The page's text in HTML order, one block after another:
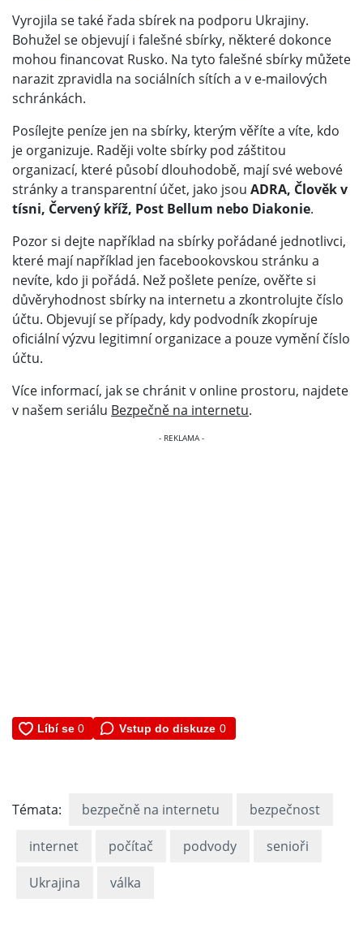
Vyrojila se také řada sbírek na podporu Ukrajiny.
Bohužel se objevují i falešné sbírky, některé dokonce
mohou financovat Rusko. Na tyto falešné sbírky můžete
narazit zpravidla na sociálních sítích a v e-mailových
schránkách.
Posílejte peníze jen na sbírky, kterým věříte a víte, kdo
je organizuje. Raději volte sbírky pod záštitou
organizací, které působí dlouhodobě, mají své webové
stránky a transparentní účet, jako jsou ADRA, Člověk v
tísni, Červený kříž, Post Bellum nebo Diakonie.
Pozor si dejte například na sbírky pořádané jednotlivci,
které mají například jen facebookovskou stránku a
nevíte, kdo ji pořádá. Než pošlete peníze, ověřte si
důvěryhodnost sbírky na internetu a zkontrolujte číslo
účtu. Objevují se případy, kdy podvodník zkopíruje
oficiální výzvu legitimní organizace a pouze vymění číslo
účtu.
Více informací, jak se chránit v online prostoru, najdete
v našem seriálu Bezpečně na internetu.
Vstup do diskuze 0
Témata: bezpečně na internetu bezpečnost
internet počítač podvody senioři
Ukrajina válka